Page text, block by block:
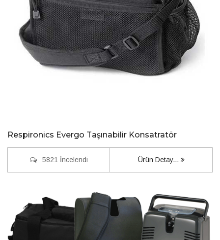
Respironics Evergo Taşınabilir Konsatratör
5821 İncelendi Ürün Detay...